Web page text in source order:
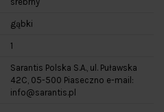
gąbki
1
Sarantis Polska S.A., ul. Puławska
42C, 05-500 Piaseczno e-mail:
info@sarantis.pl